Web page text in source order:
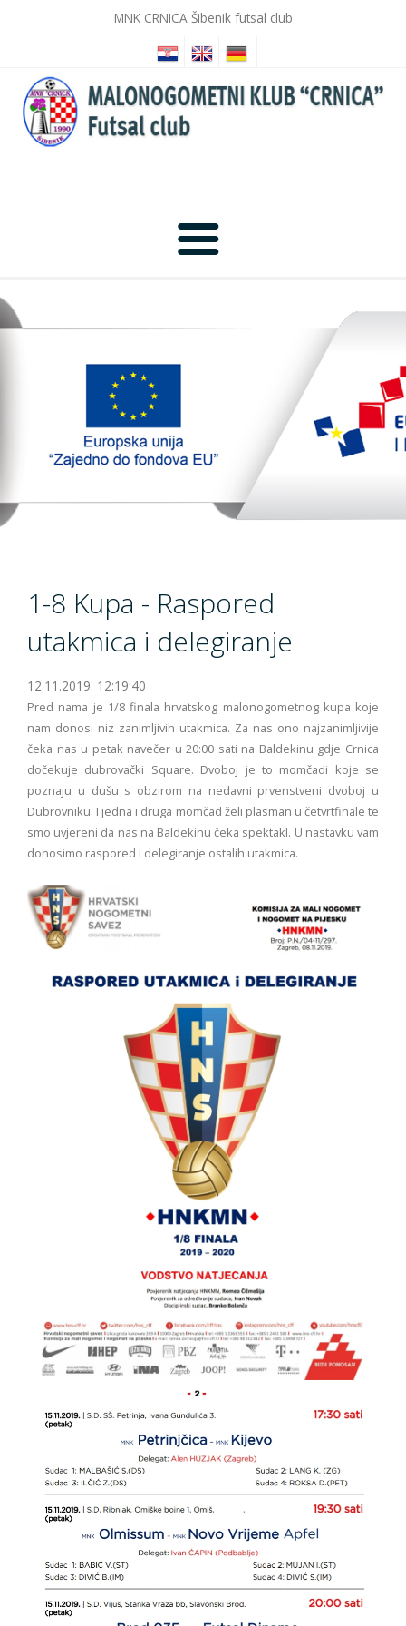
MNK CRNICA Šibenik futsal club
TopTim liga 29-10-2023
1-8 Kupa - Raspored
utakmica i delegiranje
12.11.2019. 12:19:40
Pred nama je 1/8 finala hrvatskog malonogometnog kupa koje
nam donosi niz zanimljivih utakmica. Za nas ono najzanimljivije
čeka nas u petak navečer u 20:00 sati na Baldekinu gdje Crnica
dočekuje dubrovački Square. Dvoboj je to momčadi koje se
poznaju u dušu s obzirom na nedavni prvenstveni dvoboj u
Dubrovniku. I jedna i druga momčad želi plasman u četvrtfinale te
smo uvjereni da nas na Baldekinu čeka spektakl. U nastavku vam
donosimo raspored i delegiranje ostalih utakmica.